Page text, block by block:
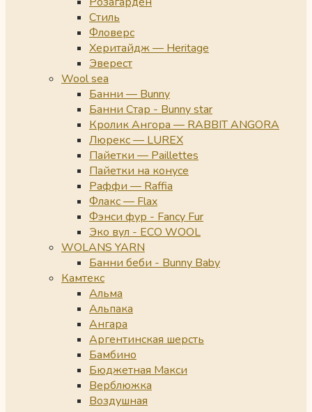
Стиль
Фловерс
Херитайдж — Heritage
Эверест
Wool sea
Банни — Bunny
Банни Стар - Bunny star
Кролик Ангора — RABBIT ANGORA
Люрекс — LUREX
Пайетки — Paillettes
Пайетки на конусе
Раффи — Raffia
Флакс — Flax
Фэнси фур - Fancy Fur
Эко вул - ECO WOOL
WOLANS YARN
Банни беби - Bunny Baby
Камтекс
Альма
Альпака
Ангара
Аргентинская шерсть
Бамбино
Бюджетная Макси
Верблюжка
Воздушная